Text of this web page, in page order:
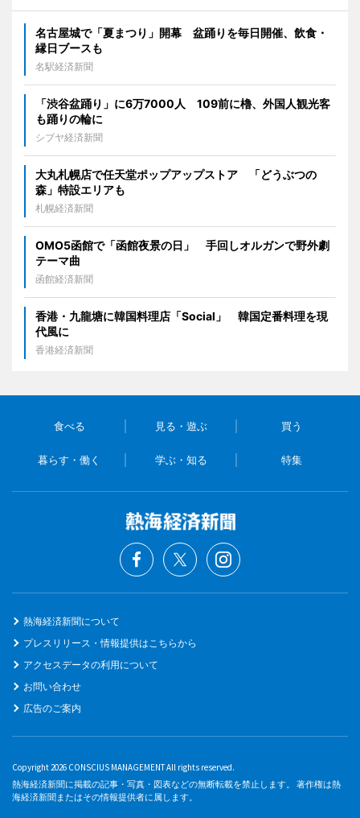
名古屋城で「夏まつり」開幕 盆踊りを毎日開催、飲食・
縁日ブースも
名駅経済新聞
「渋谷盆踊り」に6万7000人 109前に櫓、外国人観光客
も踊りの輪に
シブヤ経済新聞
大丸札幌店で任天堂ポップアップストア 「どうぶつの
森」特設エリアも
札幌経済新聞
OMO5函館で「函館夜景の日」 手回しオルガンで野外劇
テーマ曲
函館経済新聞
香港・九龍塘に韓国料理店「Social」 韓国定番料理を現
代風に
香港経済新聞
食べる 見る・遊ぶ 買う
暮らす・働く 学ぶ・知る 特集
熱海経済新聞について
プレスリリース・情報提供はこちらから
アクセスデータの利用について
お問い合わせ
広告のご案内
Copyright 2026 CONSCIUS MANAGEMENT All rights reserved.
熱海経済新聞に掲載の記事・写真・図表などの無断転載を禁止します。 著作権は熱
海経済新聞またはその情報提供者に属します。